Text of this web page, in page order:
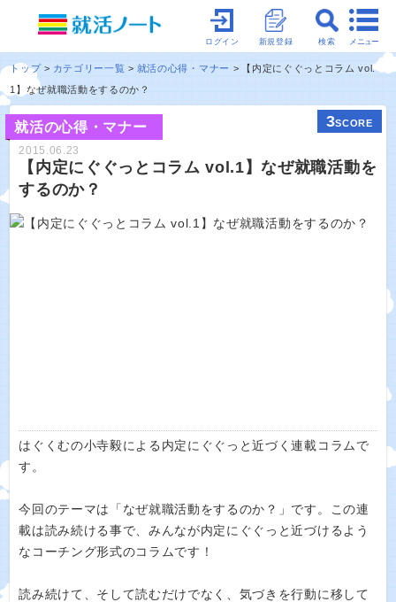
メニュー
検索
新規登録
ログイン
トップ カテゴリー一覧 就活の心得・マナー
【内定にぐぐっとコラム vol.
1】なぜ就職活動をするのか？
就活の心得・マナー 3SCORE
2015.06.23
【内定にぐぐっとコラム vol.1】なぜ就職活動を
するのか？
はぐくむの小寺毅による内定にぐぐっと近づく連載コラムで
す。
今回のテーマは「なぜ就職活動をするのか？」です。この連
載は読み続ける事で、みんなが内定にぐぐっと近づけるよう
なコーチング形式のコラムです！
読み続けて、そして読むだけでなく、気づきを行動に移して